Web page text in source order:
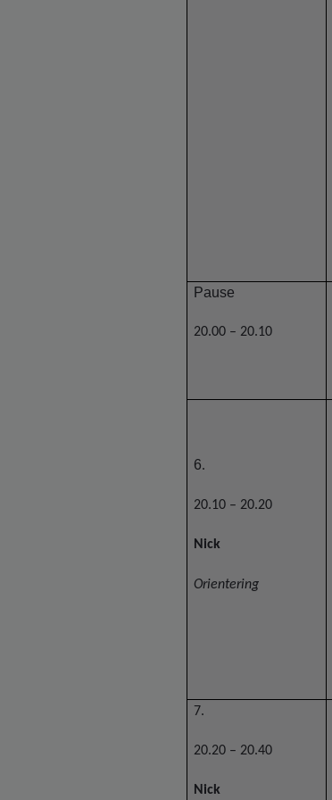
Pause
20.00 – 20.10
6.
20.10 – 20.20
Nick
Orientering
7.
20.20 – 20.40
Nick